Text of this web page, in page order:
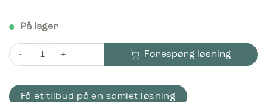
På lager
Piktogram Electronics 15x15 cm Konturskåret Hvid antal
Forespørg løsning
Få et tilbud på en samlet løsning